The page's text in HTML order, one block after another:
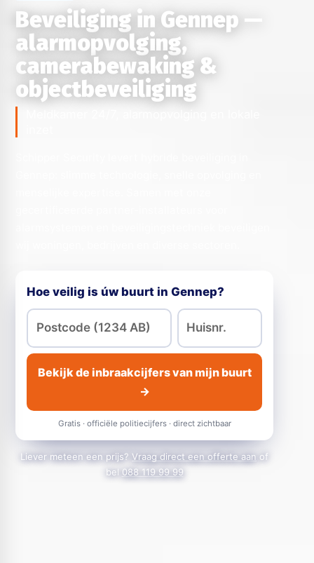
Beveiliging in Gennep —
alarmopvolging,
camerabewaking &
objectbeveiliging
Hoe veilig is úw buurt in Gennep?
Bekijk de inbraakcijfers van mijn buurt
→
Gratis · officiële politiecijfers · direct zichtbaar
Liever meteen een prijs? Vraag direct een offerte aan of
bel 088 119 99 99